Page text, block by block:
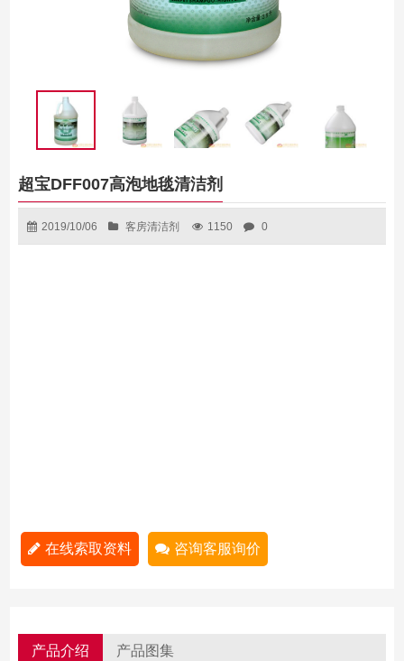
超宝DFF007高泡地毯清洁剂
2019/10/06 客房清洁剂 1150 0
在线索取资料 咨询客服询价
产品介绍 产品图集